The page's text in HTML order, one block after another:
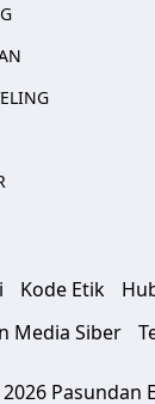
Kode Etik
Media Siber
Pasundan